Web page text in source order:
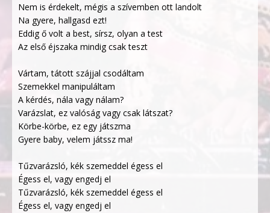
Nem is érdekelt, mégis a szívemben ott landolt
Na gyere, hallgasd ezt!
Eddig ő volt a best, sírsz, olyan a test
Az első éjszaka mindig csak teszt
Vártam, tátott szájjal csodáltam
Szemekkel manipuláltam
A kérdés, nála vagy nálam?
Varázslat, ez valóság vagy csak látszat?
Körbe-körbe, ez egy játszma
Gyere baby, velem játssz ma!
Tűzvarázsló, kék szemeddel égess el
Égess el, vagy engedj el
Tűzvarázsló, kék szemeddel égess el
Égess el, vagy engedj el